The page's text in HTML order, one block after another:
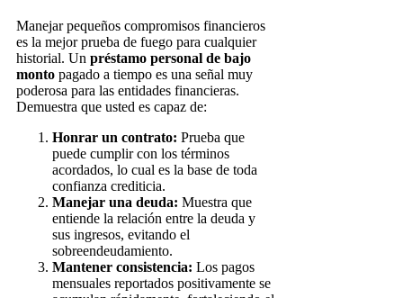
Manejar pequeños compromisos financieros
es la mejor prueba de fuego para cualquier
historial. Un préstamo personal de bajo
monto pagado a tiempo es una señal muy
poderosa para las entidades financieras.
Demuestra que usted es capaz de:
Honrar un contrato: Prueba que
puede cumplir con los términos
acordados, lo cual es la base de toda
confianza crediticia.
Manejar una deuda: Muestra que
entiende la relación entre la deuda y
sus ingresos, evitando el
sobreendeudamiento.
Mantener consistencia: Los pagos
mensuales reportados positivamente se